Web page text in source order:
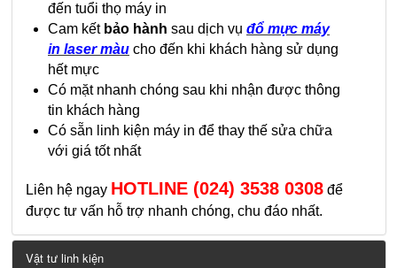
đến tuổi thọ máy in
Cam kết bảo hành sau dịch vụ đổ mực máy
in laser màu cho đến khi khách hàng sử dụng
hết mực
Có mặt nhanh chóng sau khi nhận được thông
tin khách hàng
Có sẵn linh kiện máy in để thay thế sửa chữa
với giá tốt nhất
​Liên hệ ngay HOTLINE (024) 3538 0308 để
được tư vấn hỗ trợ nhanh chóng, chu đáo nhất.
Vật tư linh kiện